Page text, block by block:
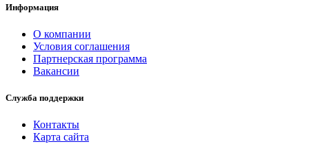
Информация
О компании
Условия соглашения
Партнерская программа
Вакансии
Служба поддержки
Контакты
Карта сайта